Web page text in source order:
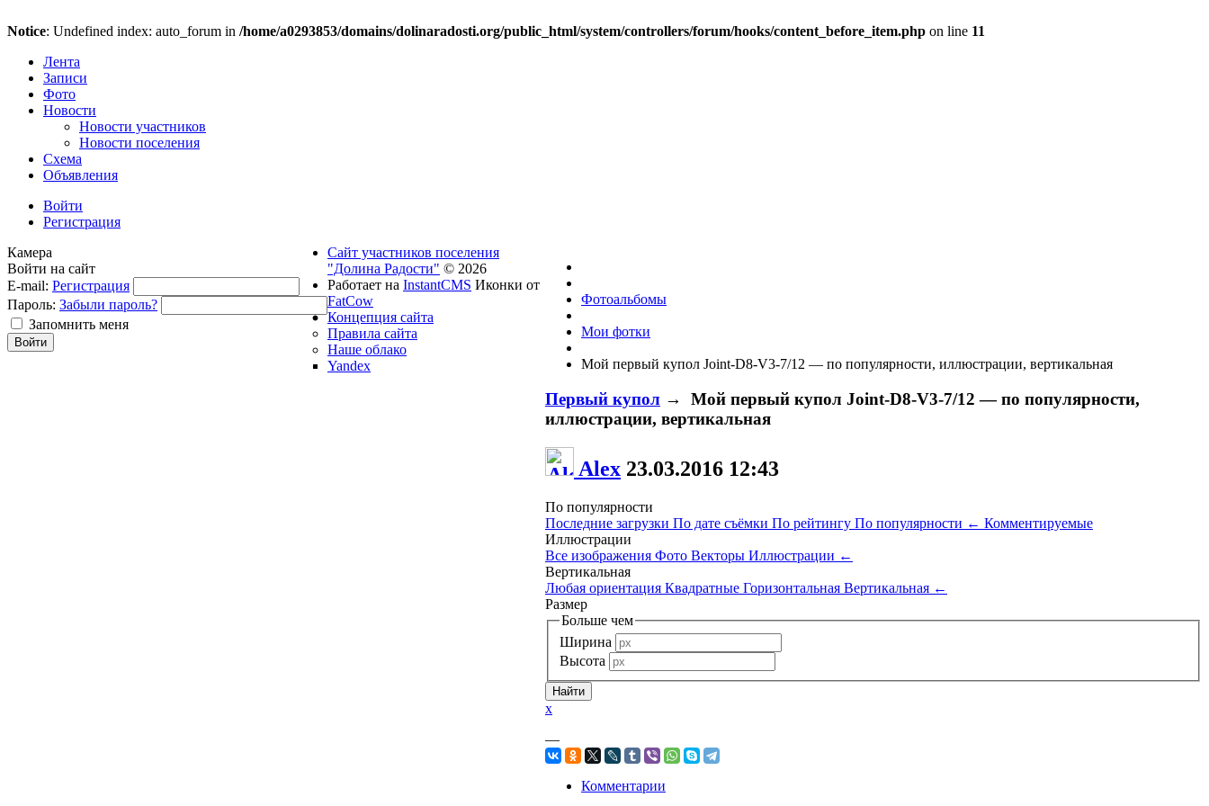
Notice: Undefined index: auto_forum in /home/a0293853/domains/dolinaradosti.org/public_html/system/controllers/forum/hooks/content_before_item.php on line 11
Лента
Записи
Фото
Новости
Новости участников
Новости поселения
Схема
Объявления
Войти
Регистрация
Фотоальбомы
Мои фотки
Мой первый купол Joint-D8-V3-7/12 — по популярности, иллюстрации, вертикальная
Первый купол → Мой первый купол Joint-D8-V3-7/12 — по популярности,
иллюстрации, вертикальная
Alex 23.03.2016 12:43
По популярности
Последние загрузки По дате съёмки По рейтингу По популярности ← Комментируемые
Иллюстрации
Все изображения Фото Векторы Иллюстрации ←
Вертикальная
Любая ориентация Квадратные Горизонтальная Вертикальная ←
Размер
Больше чем
Ширина
Высота
x
—
Комментарии
Камера
Войти на сайт
E-mail: Регистрация
Пароль: Забыли пароль?
Запомнить меня
Сайт участников поселения
"Долина Радости" © 2026
Работает на InstantCMS Иконки от
FatCow
Концепция сайта
Правила сайта
Наше облако
Yandex